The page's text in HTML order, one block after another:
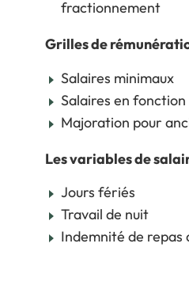
fractionnement
Grilles de
Salaires minimaux
Salaires en
Majoration pour
Les variables de
Jours fériés
Travail de nuit
Indemnité de repas